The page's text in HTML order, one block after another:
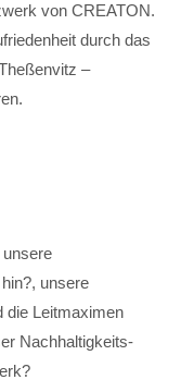
von CREATON.
durch das
–
unsere
die Leitmaximen
Nachhaltigkeits-